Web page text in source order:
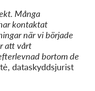
Många
kontaktat
när vi började
att vårt
bortom de
, dataskyddsjurist